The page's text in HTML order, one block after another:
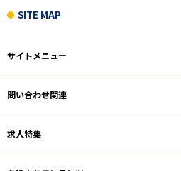
北松浦郡佐々町
家電量販店
雇用形態
SITE MAP
サイトメニュー
問い合わせ関連
求人特集